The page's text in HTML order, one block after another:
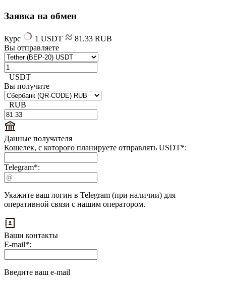
Заявка на обмен
Курс 1 USDT
81.33 RUB
Вы отправляете
USDT
Вы получите
RUB
Данные получателя
Кошелек, с которого планируете отправлять USDT*:
Telegram*:
Укажите ваш логин в Telegram (при наличии) для
оперативной связи с нашим оператором.
Ваши контакты
Выплаты
доп.
поле:
E-mail*:
Введите ваш e-mail